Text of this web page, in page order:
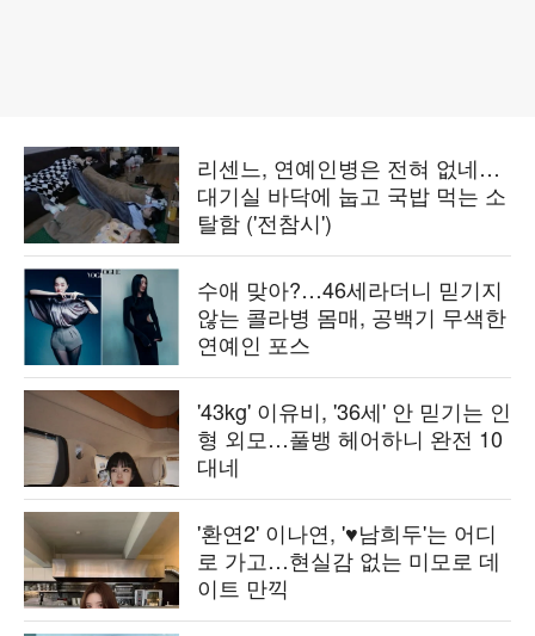
리센느, 연예인병은 전혀 없네…
대기실 바닥에 눕고 국밥 먹는 소
탈함 ('전참시')
수애 맞아?…46세라더니 믿기지
않는 콜라병 몸매, 공백기 무색한
연예인 포스
'43kg' 이유비, '36세' 안 믿기는 인
형 외모…풀뱅 헤어하니 완전 10
대네
'환연2' 이나연, '♥남희두'는 어디
로 가고…현실감 없는 미모로 데
이트 만끽